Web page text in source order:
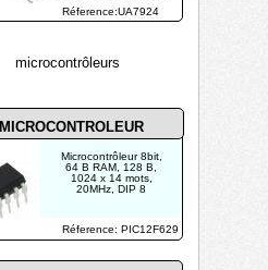
Réference:UA7924
1.5A.
microcontrôleurs
Réference: PIC12F629
Microcontrôleur 8bit,
64 B RAM, 128 B,
1024 x 14 mots,
20MHz, DIP 8
MICROCONTROLEUR